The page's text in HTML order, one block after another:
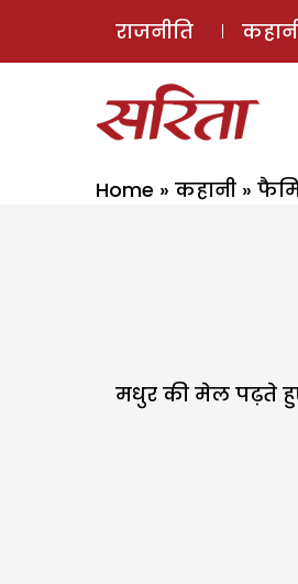
राजनीति
Home » कहानी »
मधुर की मेल पढ़ते